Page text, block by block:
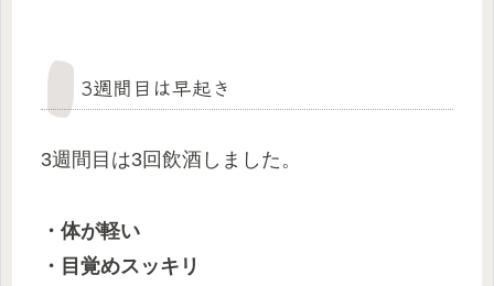
3週間目は早起き
3週間目は3回飲酒しました。
・体が軽い
・目覚めスッキリ